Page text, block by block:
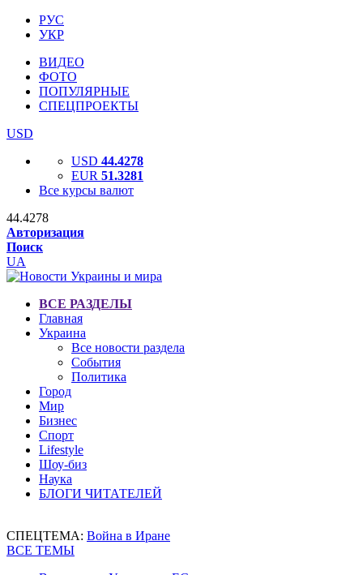
РУС
УКР
ВИДЕО
ФОТО
ПОПУЛЯРНЫЕ
СПЕЦПРОЕКТЫ
USD
USD 44.4278
EUR 51.3281
Все курсы валют
44.4278
Авторизация
Поиск
UA
ВСЕ РАЗДЕЛЫ
Главная
Украина
Все новости раздела
События
Политика
Город
Мир
Бизнес
Спорт
Lifestyle
Шоу-биз
Наука
БЛОГИ ЧИТАТЕЛЕЙ
СПЕЦТЕМА: Война в Иране
ВСЕ ТЕМЫ